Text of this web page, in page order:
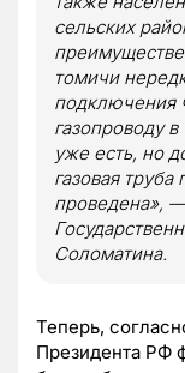
сельских
томичи
подключения
газопроводу в
уже есть, но
газовая
проведена», —
Соломатина.
Теперь,
Президента РФ